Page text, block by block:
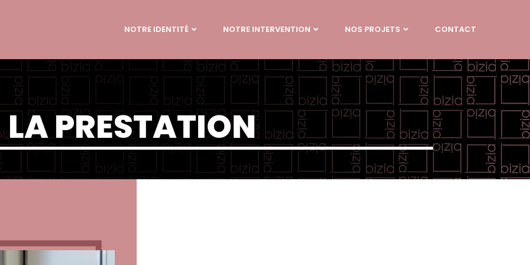
NOTRE IDENTITÉ NOTRE INTERVENTION NOS PROJETS CONTACT
LA PRESTATION